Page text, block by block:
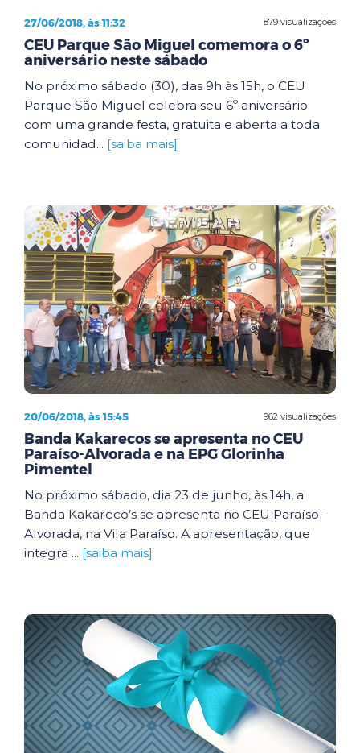
879 visualizações
27/06/2018, às 11:32
CEU Parque São Miguel comemora o 6º
aniversário neste sábado
No próximo sábado (30), das 9h às 15h, o CEU
Parque São Miguel celebra seu 6º aniversário
com uma grande festa, gratuita e aberta a toda
comunidad... [saiba mais]
962 visualizações
20/06/2018, às 15:45
Banda Kakarecos se apresenta no CEU
Paraíso-Alvorada e na EPG Glorinha
Pimentel
No próximo sábado, dia 23 de junho, às 14h, a
Banda Kakareco’s se apresenta no CEU Paraíso-
Alvorada, na Vila Paraíso. A apresentação, que
integra ... [saiba mais]